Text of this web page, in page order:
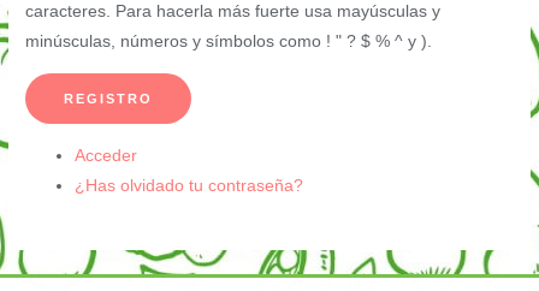
caracteres. Para hacerla más fuerte usa mayúsculas y
minúsculas, números y símbolos como ! " ? $ % ^ y ).
REGISTRO
Acceder
¿Has olvidado tu contraseña?